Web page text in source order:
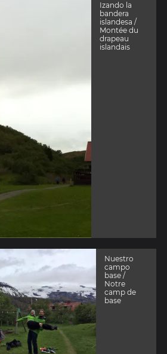
Izando la
bandera
islandesa /
Montée du
drapeau
islandais
Nuestro
campo
base /
Notre
camp de
base